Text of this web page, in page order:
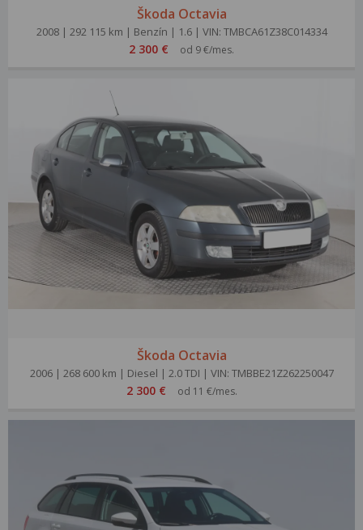
Škoda Octavia
2008 | 292 115 km | Benzín | 1.6 | VIN: TMBCA61Z38C014334
2 300 € od 9 €/mes.
Škoda Octavia
2006 | 268 600 km | Diesel | 2.0 TDI | VIN: TMBBE21Z262250047
2 300 € od 11 €/mes.